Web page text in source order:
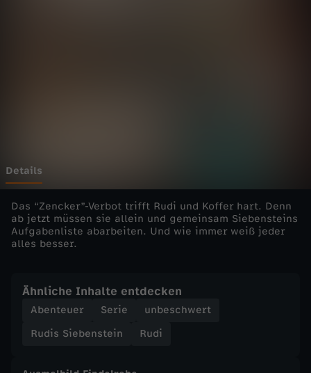
t
e
i
-
Z
Details
Das “Zencker”-Verbot trifft Rudi und Koffer hart. Denn
ab jetzt müssen sie allein und gemeinsam Siebensteins
Aufgabenliste abarbeiten. Und wie immer weiß jeder
alles besser.
Ähnliche Inhalte entdecken
Abenteuer Serie
unbeschwert
Rudis Siebenstein
Rudi